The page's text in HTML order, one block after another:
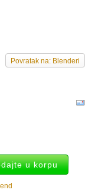
Povratak na: Blenderi